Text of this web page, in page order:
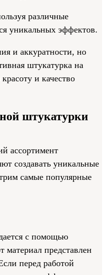
различные
уникальных эффектов.
и аккуратности, но
штукатурка на
и качество
штукатурки
ассортимент
создавать уникальные
самые популярные
с помощью
материал представлен
перед работой